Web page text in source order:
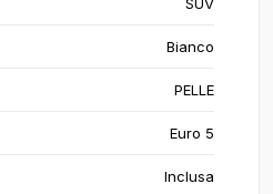
Bianco
PELLE
Euro 5
Inclusa